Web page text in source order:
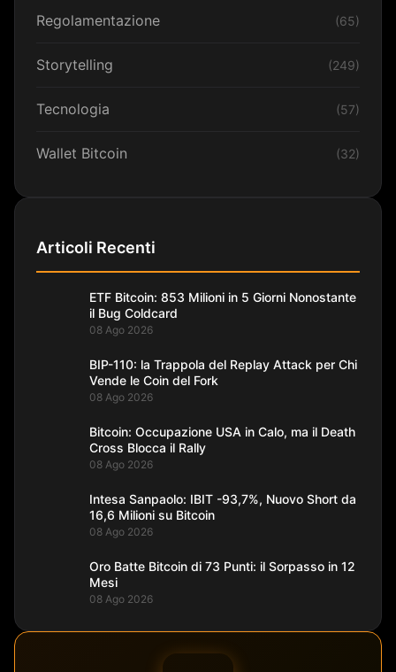
Regolamentazione (65)
Storytelling (249)
Tecnologia (57)
Wallet Bitcoin (32)
Articoli Recenti
ETF Bitcoin: 853 Milioni in 5 Giorni Nonostante
il Bug Coldcard
08 Ago 2026
BIP-110: la Trappola del Replay Attack per Chi
Vende le Coin del Fork
08 Ago 2026
Bitcoin: Occupazione USA in Calo, ma il Death
Cross Blocca il Rally
08 Ago 2026
Intesa Sanpaolo: IBIT -93,7%, Nuovo Short da
16,6 Milioni su Bitcoin
08 Ago 2026
Oro Batte Bitcoin di 73 Punti: il Sorpasso in 12
Mesi
08 Ago 2026